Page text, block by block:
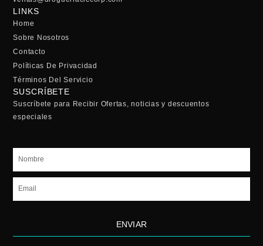
LINKS
Home
Sobre Nosotros
Contacto
Políticas De Privacidad
Términos Del Servicio
SUSCRÍBETE
Suscríbete para Recibir Ofertas, noticias y descuentos
especiales
Nombre
Email
ENVIAR